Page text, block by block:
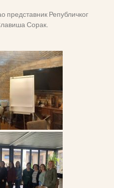
представник Републичког
Сорак.